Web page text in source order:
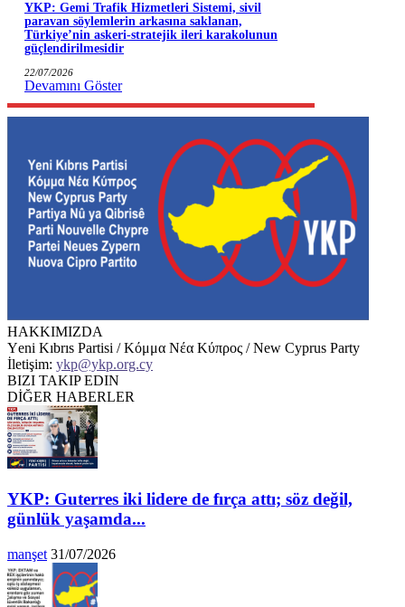
YKP: Gemi Trafik Hizmetleri Sistemi, sivil
paravan söylemlerin arkasına saklanan,
Türkiye’nin askeri-stratejik ileri karakolunun
güçlendirilmesidir
22/07/2026
Devamını Göster
HAKKIMIZDA
Υeni Kıbrıs Partisi / Κόμμα Νέα Κύπρος / New Cyprus Party
İletişim: ykp@ykp.org.cy
BIZI TAKIP EDIN
DİĞER HABERLER
YKP: Guterres iki lidere de fırça attı; söz değil,
günlük yaşamda...
manşet 31/07/2026